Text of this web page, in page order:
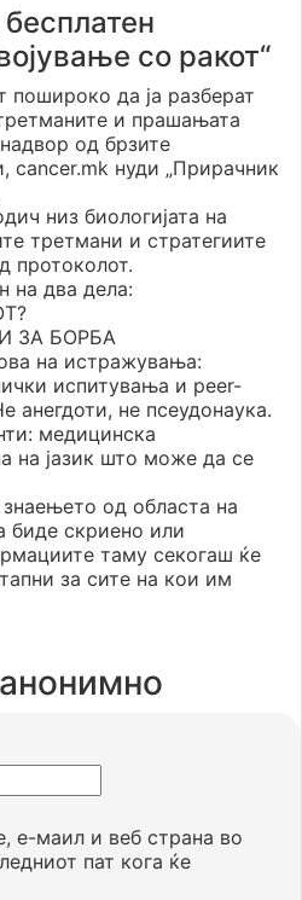
со ракот“
пошироко да ја разберат
и прашањата
од брзите
cancer.mk нуди „Прирачник
низ биологијата на
третмани и стратегиите
протоколот.
на два дела:
ЗА БОРБА
на истражувања:
испитувања и peer-
анегдоти, не псеудонаука.
медицинска
на јазик што може да се
од областа на
биде скриено или
таму секогаш ќе
за сите на кои им
е-маил и веб страна во
пат кога ќе